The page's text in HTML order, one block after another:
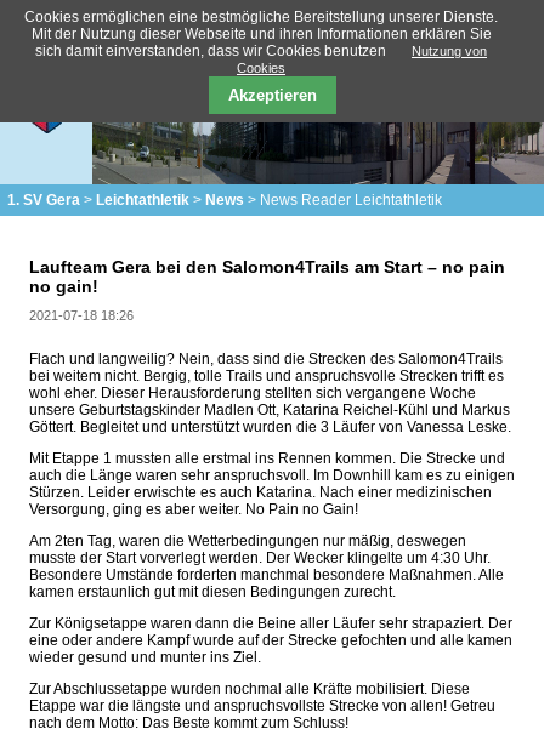
1. SV Gera Leichtathletik News News Reader Leichtathletik
Laufteam Gera bei den Salomon4Trails am Start – no pain
no gain!
2021-07-18 18:26
Flach und langweilig? Nein, dass sind die Strecken des Salomon4Trails
bei weitem nicht. Bergig, tolle Trails und anspruchsvolle Strecken trifft es
wohl eher. Dieser Herausforderung stellten sich vergangene Woche
unsere Geburtstagskinder Madlen Ott, Katarina Reichel-Kühl und Markus
Göttert. Begleitet und unterstützt wurden die 3 Läufer von Vanessa Leske.
Mit Etappe 1 mussten alle erstmal ins Rennen kommen. Die Strecke und
auch die Länge waren sehr anspruchsvoll. Im Downhill kam es zu einigen
Stürzen. Leider erwischte es auch Katarina. Nach einer medizinischen
Versorgung, ging es aber weiter. No Pain no Gain!
Am 2ten Tag, waren die Wetterbedingungen nur mäßig, deswegen
musste der Start vorverlegt werden. Der Wecker klingelte um 4:30 Uhr.
Besondere Umstände forderten manchmal besondere Maßnahmen. Alle
kamen erstaunlich gut mit diesen Bedingungen zurecht.
Zur Königsetappe waren dann die Beine aller Läufer sehr strapaziert. Der
eine oder andere Kampf wurde auf der Strecke gefochten und alle kamen
wieder gesund und munter ins Ziel.
Zur Abschlussetappe wurden nochmal alle Kräfte mobilisiert. Diese
Etappe war die längste und anspruchsvollste Strecke von allen! Getreu
nach dem Motto: Das Beste kommt zum Schluss!
Cookies ermöglichen eine bestmögliche Bereitstellung unserer Dienste.
Mit der Nutzung dieser Webseite und ihren Informationen erklären Sie
sich damit einverstanden, dass wir Cookies benutzen
Nutzung von
Cookies
Akzeptieren